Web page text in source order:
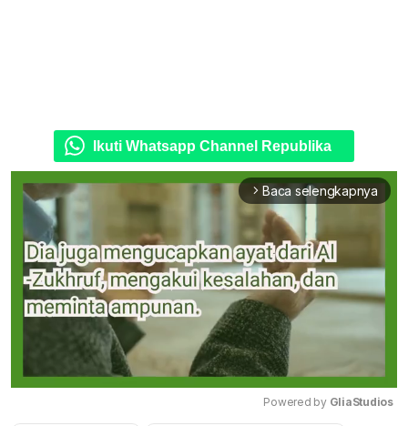
Ikuti Whatsapp Channel Republika
arrow_forward_ios Baca selengkapnya
Powered by GliaStudios